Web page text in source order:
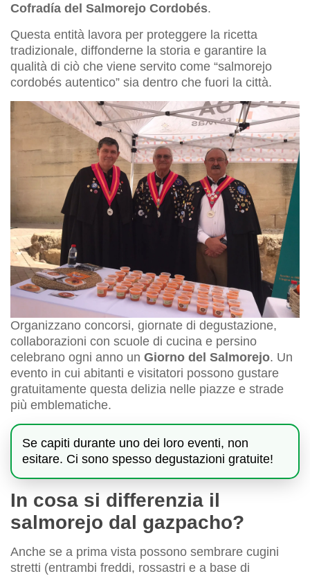
Cofradía del Salmorejo Cordobés.
Questa entità lavora per proteggere la ricetta
tradizionale, diffonderne la storia e garantire la
qualità di ciò che viene servito come “salmorejo
cordobés autentico” sia dentro che fuori la città.
Organizzano concorsi, giornate di degustazione,
collaborazioni con scuole di cucina e persino
celebrano ogni anno un Giorno del Salmorejo. Un
evento in cui abitanti e visitatori possono gustare
gratuitamente questa delizia nelle piazze e strade
più emblematiche.
Se capiti durante uno dei loro eventi, non
esitare. Ci sono spesso degustazioni gratuite!
In cosa si differenzia il
salmorejo dal gazpacho?
Anche se a prima vista possono sembrare cugini
stretti (entrambi freddi, rossastri e a base di